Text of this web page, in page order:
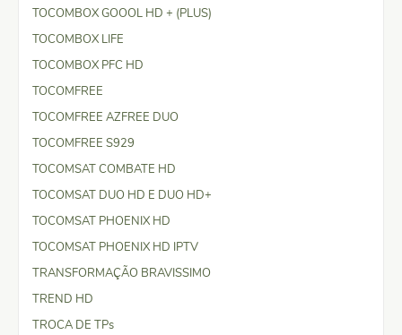
TOCOMBOX GOOOL HD + (PLUS)
TOCOMBOX LIFE
TOCOMBOX PFC HD
TOCOMFREE
TOCOMFREE AZFREE DUO
TOCOMFREE S929
TOCOMSAT COMBATE HD
TOCOMSAT DUO HD E DUO HD+
TOCOMSAT PHOENIX HD
TOCOMSAT PHOENIX HD IPTV
TRANSFORMAÇÃO BRAVISSIMO
TREND HD
TROCA DE TPs